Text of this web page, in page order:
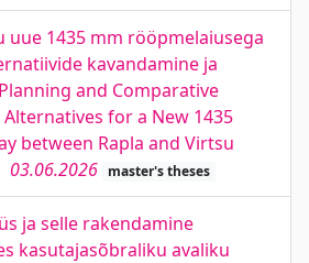
uue 1435 mm rööpmelaiusega
kavandamine ja
and Comparative
for a New 1435
between Rapla and Virtsu
03.06.2026 master's theses
ja selle rakendamine
kasutajasõbraliku avaliku